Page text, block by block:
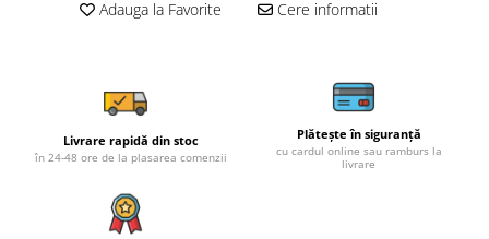
Adauga la Favorite Cere informatii
Livrare rapidă din stoc
în 24-48 ore de la plasarea comenzii
Plătește în siguranță
cu cardul online sau ramburs la
livrare